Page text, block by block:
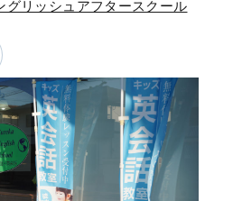
グリッシュアフタースクール